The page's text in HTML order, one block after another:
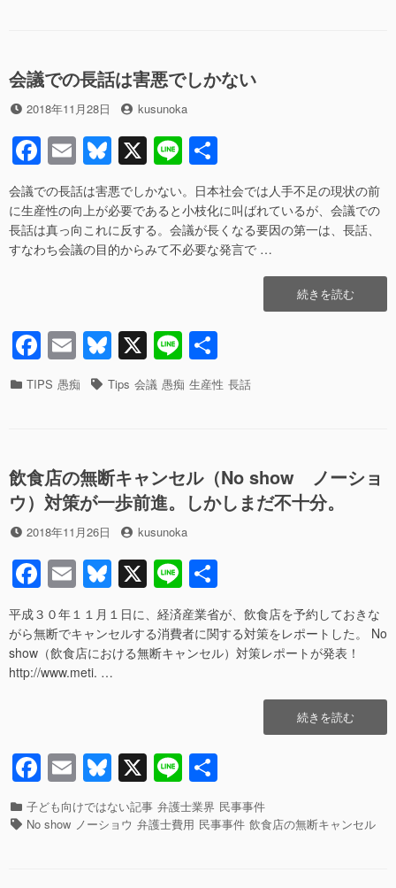
o
k
が
行
使
き
る
件
と
論
点
会議での長話は害悪でしかない
投
日
2018年11月28日
投
者
kusunoka
F
a
c
e
b
o
k
E
m
ail
Bl
u
e
sk
y
X Li
n
e
有
会議での長話は害悪でしかない。日本社会では人手不足の現状の前
に生産性の向上が必要であると小枝化に叫ばれているが、会議での
長話は真っ向これに反する。会議が長くなる要因の第一は、長話、
すなわち会議の目的からみて不必要な発言で …
“会
議
な
続きを読む
F
a
c
b
o
o
k
E
m
ail
Bl
u
e
y
X Li
n
e
有
カ TIPS 愚痴
タ Tips 会議 愚痴 生産性 長話
飲食店の無断キャンセル（No show ノーショ
ウ）対策が一歩前進。しかしまだ不十分。
投
日
2018年11月26日
投
者
kusunoka
F
a
c
e
b
o
k
E
m
ail
Bl
u
e
sk
y
X Li
n
e
有
平成３０年１１月１日に、経済産業省が、飲食店を予約しておきな
がら無断でキャンセルする消費者に関する対策をレポートした。 No
show（飲食店における無断キャンセル）対策レポートが発表！
http://www.meti. …
“飲
食
キ
続きを読む
F
a
c
E
m
ail
Bl
u
e
X Li
n
e
有
カ
テ
子ども向けではない記事 弁護士業界 民事事件
タ No show ノーショウ 弁護士費用 民事事件 飲食店の無断キャンセル